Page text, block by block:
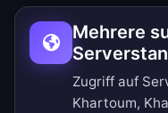
Mehrere
Zugriff auf
Khartoum,